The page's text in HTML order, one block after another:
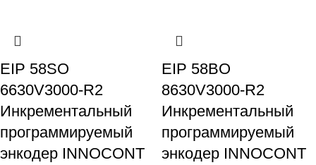
EIP 58SO
6630V3000-R2
Инкрементальный
программируемый
энкодер INNOCONT
EIP 58BO
8630V3000-R2
Инкрементальный
программируемый
энкодер INNOCONT